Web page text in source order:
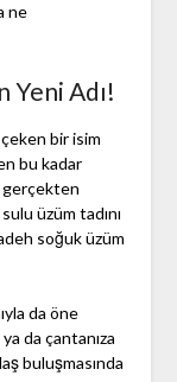
ne
Yeni Adı!
bir isim
bu kadar
gerçekten
üzüm tadını
soğuk üzüm
da öne
da çantanıza
buluşmasında